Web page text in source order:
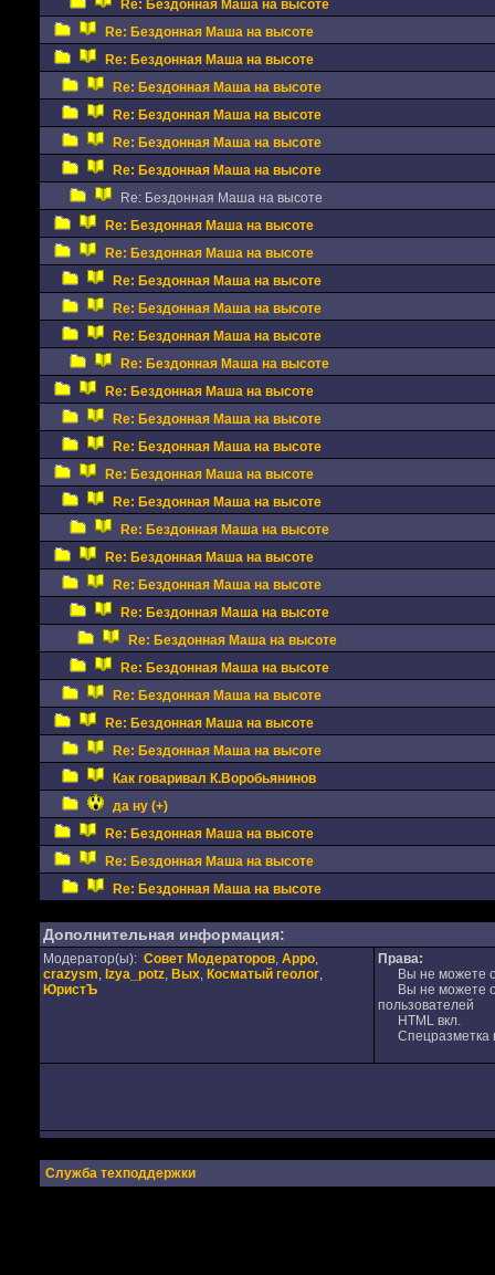
Re: Бездонная Маша на высоте
Re: Бездонная Маша на высоте
Re: Бездонная Маша на высоте
Re: Бездонная Маша на высоте
Re: Бездонная Маша на высоте
Re: Бездонная Маша на высоте
Re: Бездонная Маша на высоте
Re: Бездонная Маша на высоте
Re: Бездонная Маша на высоте
Re: Бездонная Маша на высоте
Re: Бездонная Маша на высоте
Re: Бездонная Маша на высоте
Re: Бездонная Маша на высоте
Re: Бездонная Маша на высоте
Re: Бездонная Маша на высоте
Re: Бездонная Маша на высоте
Re: Бездонная Маша на высоте
Re: Бездонная Маша на высоте
Re: Бездонная Маша на высоте
Re: Бездонная Маша на высоте
Re: Бездонная Маша на высоте
Re: Бездонная Маша на высоте
Re: Бездонная Маша на высоте
Re: Бездонная Маша на высоте
Re: Бездонная Маша на высоте
Re: Бездонная Маша на высоте
Re: Бездонная Маша на высоте
Re: Бездонная Маша на высоте
Как говаривал К.Воробьянинов
да ну (+)
Re: Бездонная Маша на высоте
Re: Бездонная Маша на высоте
Re: Бездонная Маша на высоте
Дополнительная информация:
Модератор(ы): Совет Модераторов, Appo,
crazysm, Izya_potz, Вых, Косматый геолог,
ЮристЪ
Права:
Вы не можете
Вы не можете
пользователей
HTML вкл.
Спецразметка
Служба техподдержки